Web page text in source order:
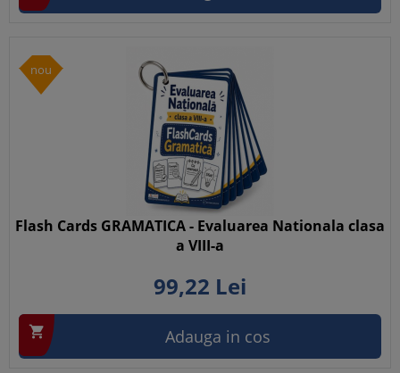
nou
Flash Cards GRAMATICA - Evaluarea Nationala clasa
a VIII-a
99,22 Lei
 Adauga in cos